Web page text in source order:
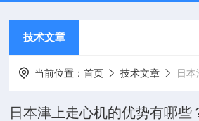
技术文章
当前位置：首页 技术文章 日本
日本津上走心机的优势有哪些